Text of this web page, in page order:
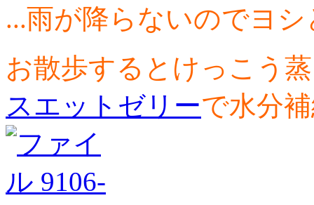
...雨が降らないのでヨ
お散歩するとけっこう
スエットゼリーで水分